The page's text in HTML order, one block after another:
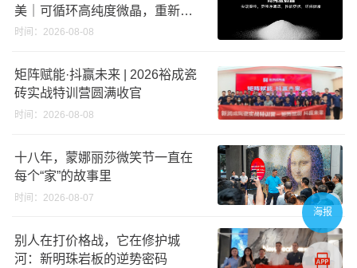
美｜可循环高纯度微晶，重新定
义高端奢石原料
时间：2026-08-08
矩阵赋能·抖赢未来 | 2026裕成瓷
砖实战特训营圆满收官
时间：2026-08-08
十八年，蒙娜丽莎微笑节一直在
每个“家”的故事里
时间：2026-08-07
别人在打价格战，它在修护城
河：新明珠岩板的逆势密码
海报